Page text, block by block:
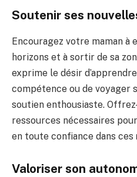
Soutenir ses
Encouragez votre maman à
horizons et à sortir de sa
exprime le désir
compétence ou de voyager
soutien enthousiaste.
ressources nécessaires
en toute confiance dans ces
Valoriser son